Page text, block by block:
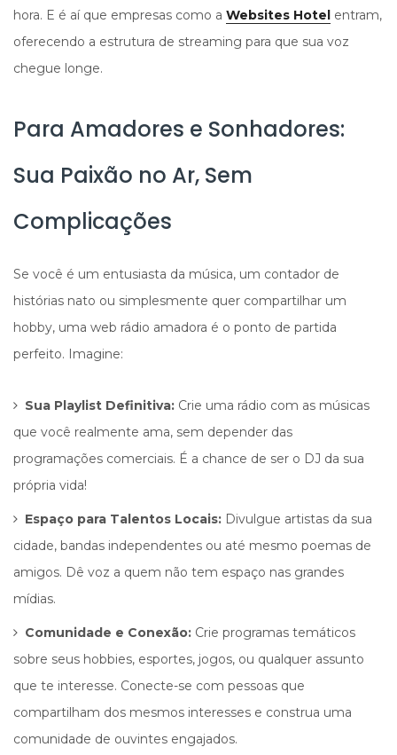
hora. E é aí que empresas como a Websites Hotel entram,
oferecendo a estrutura de streaming para que sua voz
chegue longe.
Para Amadores e Sonhadores:
Sua Paixão no Ar, Sem
Complicações
Se você é um entusiasta da música, um contador de
histórias nato ou simplesmente quer compartilhar um
hobby, uma web rádio amadora é o ponto de partida
perfeito. Imagine:
Sua Playlist Definitiva: Crie uma rádio com as músicas
que você realmente ama, sem depender das
programações comerciais. É a chance de ser o DJ da sua
própria vida!
Espaço para Talentos Locais: Divulgue artistas da sua
cidade, bandas independentes ou até mesmo poemas de
amigos. Dê voz a quem não tem espaço nas grandes
mídias.
Comunidade e Conexão: Crie programas temáticos
sobre seus hobbies, esportes, jogos, ou qualquer assunto
que te interesse. Conecte-se com pessoas que
compartilham dos mesmos interesses e construa uma
comunidade de ouvintes engajados.